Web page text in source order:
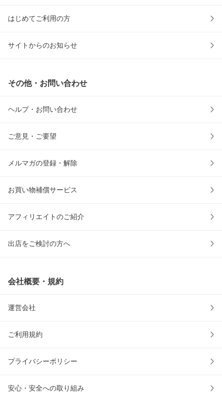
はじめてご利用の方
サイトからのお知らせ
その他・お問い合わせ
ヘルプ・お問い合わせ
ご意見・ご要望
メルマガの登録・解除
お買い物補償サービス
アフィリエイトのご紹介
出店をご検討の方へ
会社概要・規約
運営会社
ご利用規約
プライバシーポリシー
安心・安全への取り組み